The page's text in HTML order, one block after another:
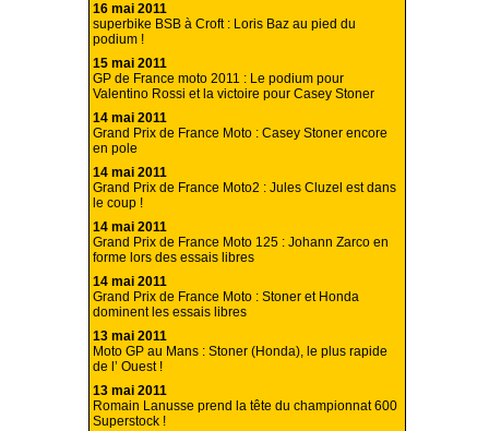
16 mai 2011
superbike BSB à Croft : Loris Baz au pied du
podium !
15 mai 2011
GP de France moto 2011 : Le podium pour
Valentino Rossi et la victoire pour Casey Stoner
14 mai 2011
Grand Prix de France Moto : Casey Stoner encore
en pole
14 mai 2011
Grand Prix de France Moto2 : Jules Cluzel est dans
le coup !
14 mai 2011
Grand Prix de France Moto 125 : Johann Zarco en
forme lors des essais libres
14 mai 2011
Grand Prix de France Moto : Stoner et Honda
dominent les essais libres
13 mai 2011
Moto GP au Mans : Stoner (Honda), le plus rapide
de l’ Ouest !
13 mai 2011
Romain Lanusse prend la tête du championnat 600
Superstock !